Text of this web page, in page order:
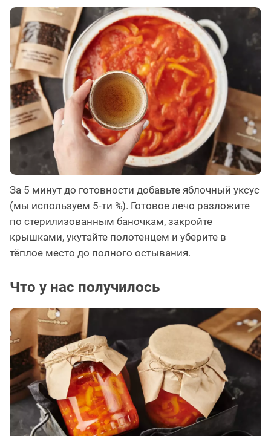
За 5 минут до готовности добавьте яблочный уксус
(мы используем 5-ти %). Готовое лечо разложите
по стерилизованным баночкам, закройте
крышками, укутайте полотенцем и уберите в
тёплое место до полного остывания.
Что у нас получилось